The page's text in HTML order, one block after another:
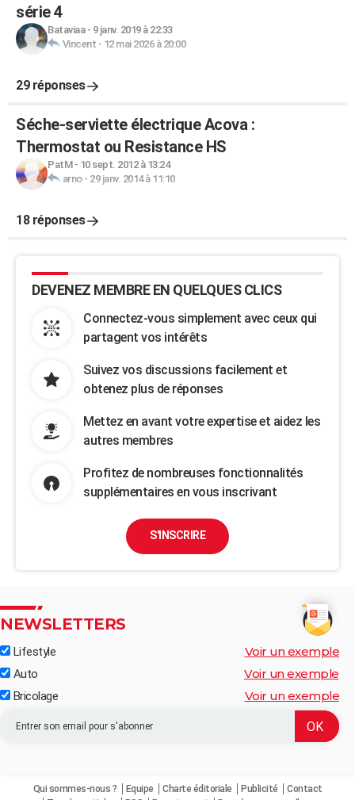
série 4
Bataviaa- 9 janv. 2019 à 22:33
Vincent - 12 mai 2026 à 20:00
29 réponses
Séche-serviette électrique Acova :
Thermostat ou Resistance HS
PatM- 10 sept. 2012 à 13:24
arno- 29 janv. 2014 à 11:10
18 réponses
DEVENEZ MEMBRE EN QUELQUES CLICS
Connectez-vous simplement avec ceux qui
partagent vos intérêts
Suivez vos discussions facilement et
obtenez plus de réponses
Mettez en avant votre expertise et aidez les
autres membres
Profitez de nombreuses fonctionnalités
supplémentaires en vous inscrivant
S'INSCRIRE
NEWSLETTERS
Lifestyle Voir un exemple
Auto Voir un exemple
Bricolage Voir un exemple
Qui sommes-nous ? Equipe Charte éditoriale Publicité
Contact